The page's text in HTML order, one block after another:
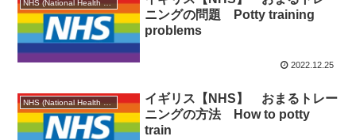
NHS (National Health Service)
ニングの問題 Potty training
problems
2022.12.25
イギリス【NHS】 おまるトレー
ニングの方法 How to potty
train